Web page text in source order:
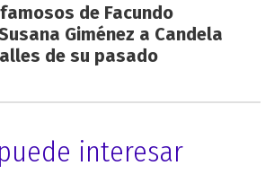
de Facundo
Giménez a Candela
de su pasado
interesar